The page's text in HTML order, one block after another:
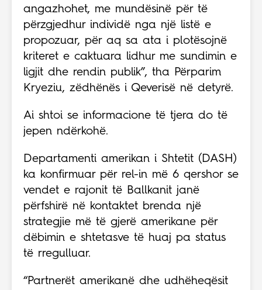
angazhohet, me mundësinë për të
përzgjedhur individë nga një listë e
propozuar, për aq sa ata i plotësojnë
kriteret e caktuara lidhur me sundimin e
ligjit dhe rendin publik”, tha Përparim
Kryeziu, zëdhënës i Qeverisë në detyrë.
Ai shtoi se informacione të tjera do të
jepen ndërkohë.
Departamenti amerikan i Shtetit (DASH)
ka konfirmuar për rel-in më 6 qershor se
vendet e rajonit të Ballkanit janë
përfshirë në kontaktet brenda një
strategjie më të gjerë amerikane për
dëbimin e shtetasve të huaj pa status
të rregulluar.
“Partnerët amerikanë dhe udhëheqësit